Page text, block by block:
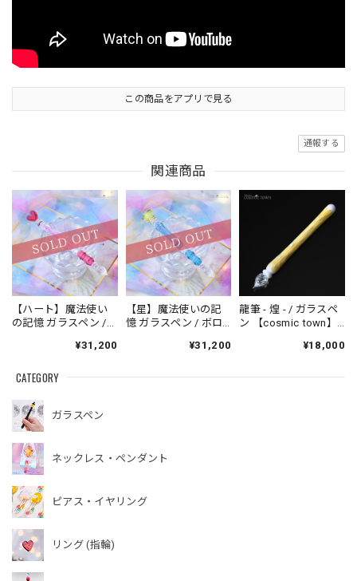
CATEGORY
ガラスペン
ネックレス・ペンダント
ピアス・イヤリング
リング (指輪)
この商品をアプリで見る
通報する
関連商品
【ハート】魔法使い
の記憶 ガラスペン /
【cosmic town】¥31,200
【星】魔法使いの記
憶 ガラスペン / ボロ
town】250622-4¥31,200
龍筆 - 煌 - / ガラスペ
ン 【cosmic town】
¥18,000